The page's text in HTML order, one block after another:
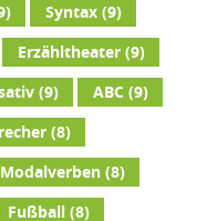
Syntax(9)
Erzähltheater(9)
(9) ABC (9)
(8)
Modalverben(8)
Fußball (8)